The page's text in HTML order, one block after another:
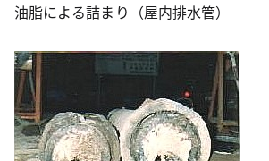
油脂による詰まり（屋内排水管）